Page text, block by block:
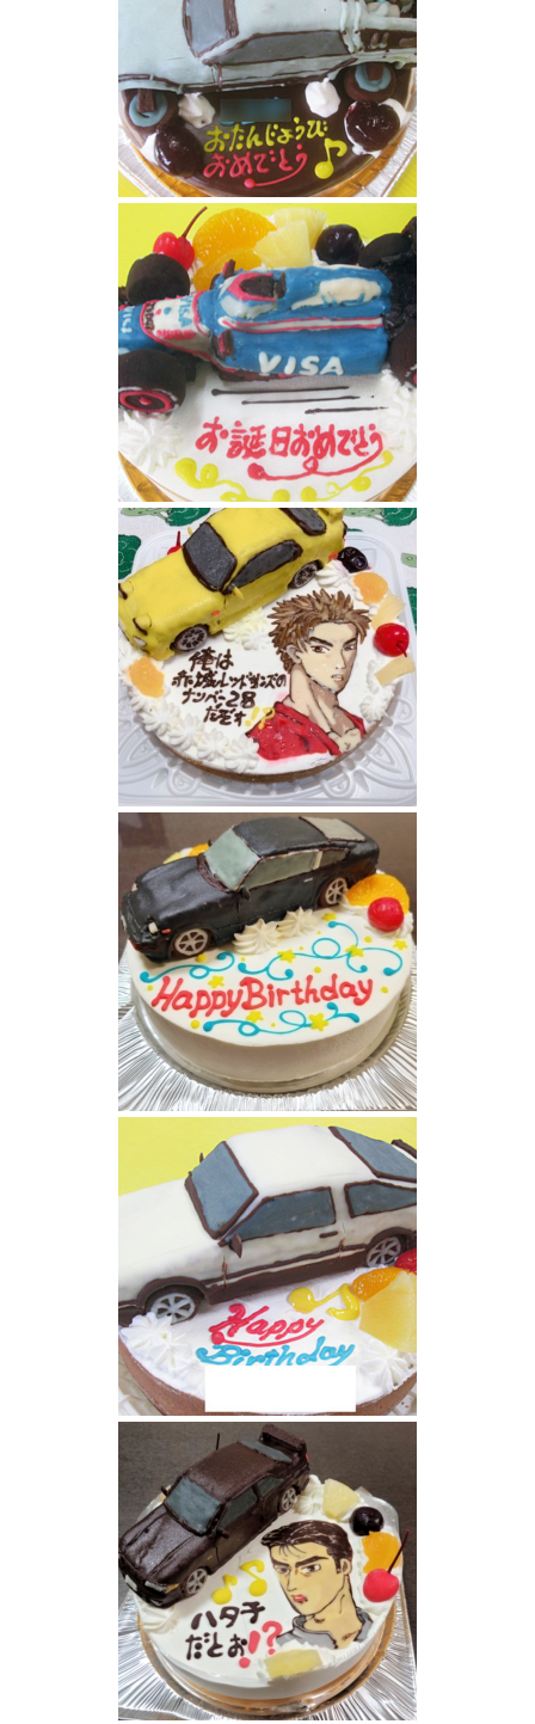
デロリアン立体ケーキ
フォーミュラカー立体ケーキ
マツダRX7立体ケーキ
フェアレディZ車ケーキ
トヨタAEハチロクレビン立体ケーキ